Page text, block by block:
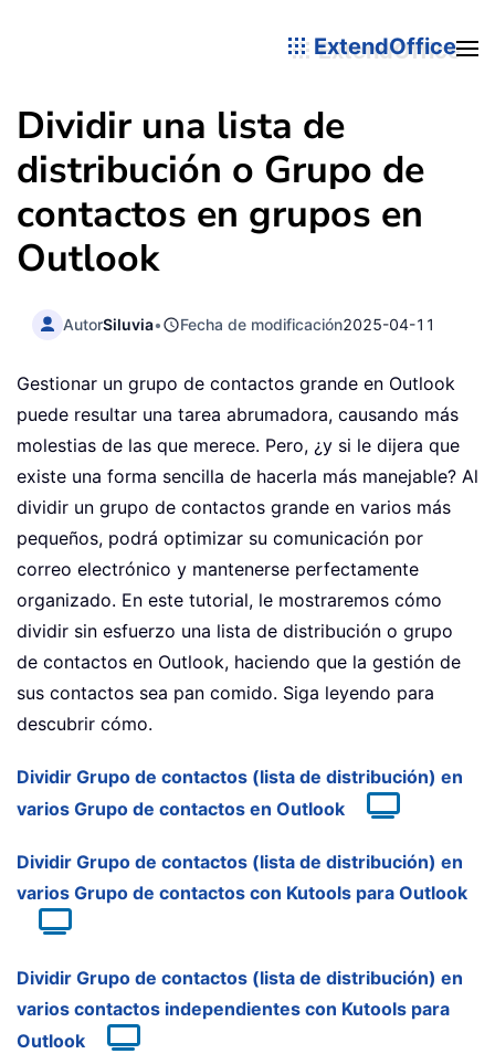
ExtendOffice
Dividir una lista de
distribución o Grupo de
contactos en grupos en
Outlook
AutorSiluvia• Fecha de modificación2025-04-11
Gestionar un grupo de contactos grande en Outlook
puede resultar una tarea abrumadora, causando más
molestias de las que merece. Pero, ¿y si le dijera que
existe una forma sencilla de hacerla más manejable? Al
dividir un grupo de contactos grande en varios más
pequeños, podrá optimizar su comunicación por
correo electrónico y mantenerse perfectamente
organizado. En este tutorial, le mostraremos cómo
dividir sin esfuerzo una lista de distribución o grupo
de contactos en Outlook, haciendo que la gestión de
sus contactos sea pan comido. Siga leyendo para
descubrir cómo.
Dividir Grupo de contactos (lista de distribución) en
varios Grupo de contactos en Outlook
Dividir Grupo de contactos (lista de distribución) en
varios Grupo de contactos con Kutools para Outlook
Dividir Grupo de contactos (lista de distribución) en
varios contactos independientes con Kutools para
Outlook